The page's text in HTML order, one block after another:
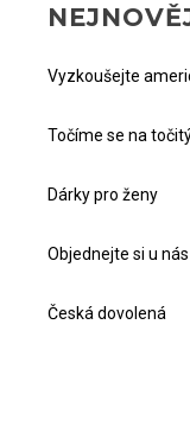
Vyzkoušejte
Točíme se na
Dárky pro ženy
Objednejte si u
Česká dovolená